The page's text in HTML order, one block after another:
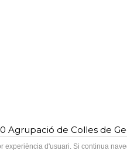
Agrupació de Colles de
d'usuari. Si continua